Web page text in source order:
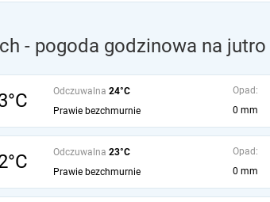
- pogoda godzinowa na jutro
Odczuwalna 24°C
Prawie bezchmurnie
Opad:
0 mm
Odczuwalna 23°C
Prawie bezchmurnie
Opad:
0 mm